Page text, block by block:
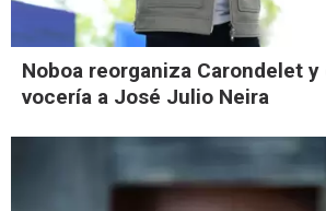
Noboa reorganiza Carondelet y
vocería a José Julio Neira